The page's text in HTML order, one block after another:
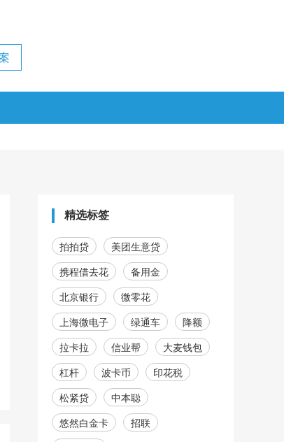
精选标签
拍拍贷 美团生意贷
携程借去花 备用金
北京银行 微零花
上海微电子 绿通车 降额
拉卡拉 信业帮 大麦钱包
杠杆 波卡币 印花税
松紧贷 中本聪
悠然白金卡 招联